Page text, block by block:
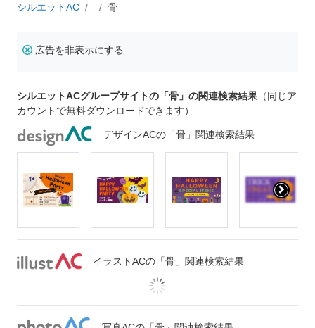
シルエットAC 骨
広告を非表示にする
シルエットACグループサイトの「骨」の関連検索結果 （同じア
カウントで無料ダウンロードできます）
デザインACの「骨」関連検索結果
イラストACの「骨」関連検索結果